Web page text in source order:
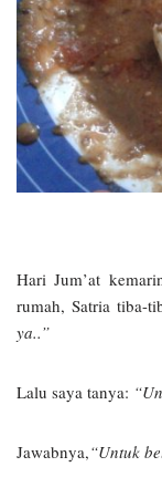
Hari Jum’at
rumah, Satria tiba-
ya..”
Lalu saya tanya:
Jawabnya,“Untuk